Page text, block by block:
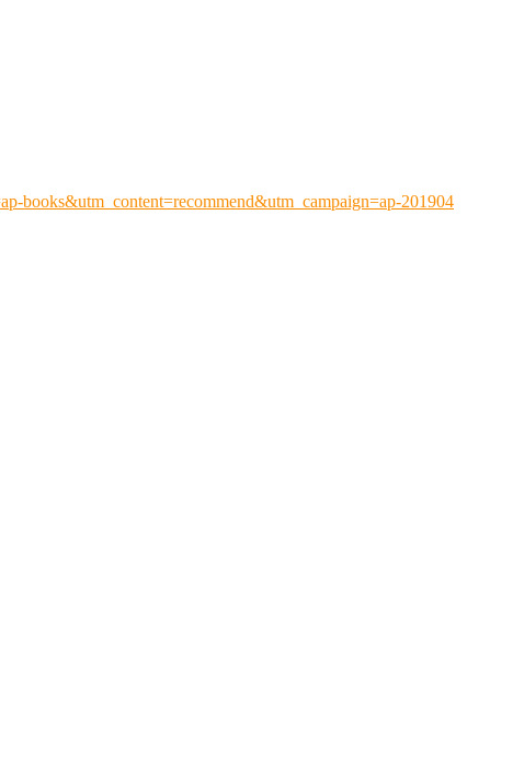
books&utm_content=recommend&utm_campaign=ap-201904